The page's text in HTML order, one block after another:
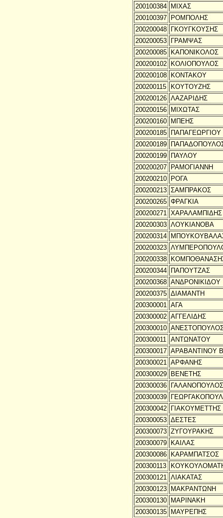
200100384
ΜΙΧΑΣ
200100397
ΡΟΜΠΟΛΗΣ
200200048
ΓΚΟΥΓΚΟΥΣΗΣ
200200053
ΓΡΑΜΨΑΣ
200200085
ΚΑΠΟΝΙΚΟΛΟΣ
200200102
ΚΟΛΙΟΠΟΥΛΟΣ
200200108
ΚΟΝΤΑΚΟΥ
200200115
ΚΟΥΤΟΥΖΗΣ
200200126 ΛΑΖΑΡΙΔΗΣ
200200156
ΜΙΧΩΤΑΣ
200200160
ΜΠΕΗΣ
200200185
ΠΑΠΑΓΕΩΡΓΙΟΥ
200200189
200200199
ΠΑΥΛΟΥ
200200207
ΡΑΜΟΓΙΑΝΝΗ
200200210
ΡΟΓΑ
200200213 ΣΑΜΠΡΑΚΟΣ
200200265 ΦΡΑΓΚΙΑ
200200271 ΧΑΡΑΛΑΜΠΙΔΗΣ
200200303 ΛΟΥΚΙΑΝΟΒΑ
200200314
200200323
200200338
200200344
ΠΑΠΟΥΤΖΑΣ
200200368 ΑΝΔΡΟΝΙΚΙΔΟΥ
200200375 ΔΙΑΜΑΝΤΗ
200300001 ΑΓΑ
200300002 ΑΓΓΕΛΙΔΗΣ
200300010
200300011
ΑΝΤΩΝΑΤΟΥ
200300017 ΑΡΑΒΑΝΤΙΝΟΥ
200300021 ΑΡΦΑΝΗΣ
200300029
ΒΕΝΕΤΗΣ
200300036
ΓΑΛΑΝΟΠΟΥΛΟΣ
200300039
200300042
ΓΙΑΚΟΥΜΕΤΤΗΣ
200300053 ΔΕΣΤΕΣ
200300073 ΖΥΓΟΥΡΑΚΗΣ
200300079
ΚΑΙΛΑΣ
200300086
ΚΑΡΑΜΠΑΤΣΟΣ
200300113
200300121 ΛΙΑΚΑΤΑΣ
200300123
ΜΑΚΡΑΝΤΩΝΗ
200300130
ΜΑΡΙΝΑΚΗ
200300135
ΜΑΥΡΕΠΗΣ